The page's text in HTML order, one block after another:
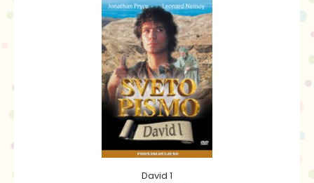
Apokalipsa
Prenos + 2.20€
DVD + 2.99€
Piše se leto 90 po Kr., rimskemu cesarstvu vlada
Domicijan, ki se razglasi za vladarja neba in zemlj..
David 1